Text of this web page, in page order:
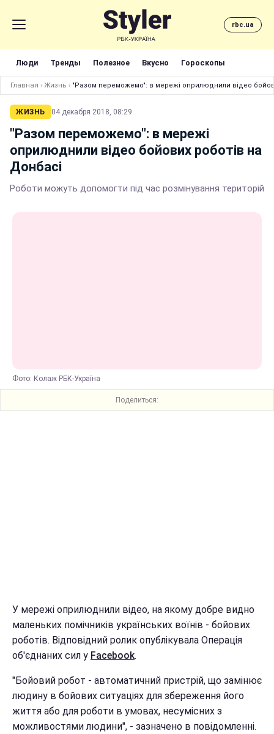
rbc.ua
Люди Тренды Полезное Вкусно Гороскопы
Главная › Жизнь › "Разом переможемо": в мережі оприлюднили відео
ЖИЗНЬ 04 декабря 2018, 08:29
"Разом переможемо": в мережі
оприлюднили відео бойових роботів на
Донбасі
Роботи можуть допомогти під час розмінування територій
Фото: Колаж РБК-Україна
Поделиться:
У мережі оприлюднили відео, на якому добре видно
маленьких помічників українських воїнів - бойових
роботів. Відповідний ролик опублікувала Операція
об'єднаних сил у Facebook.
"Бойовий робот - автоматичний пристрій, що замінює
людину в бойових ситуаціях для збереження його
життя або для роботи в умовах, несумісних з
можливостями людини", - зазначено в повідомленні.